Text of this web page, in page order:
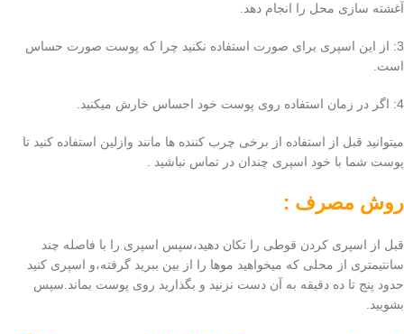
آغشته سازی محل را انجام دهد.
3: از این اسپری برای صورت استفاده نکنید چرا که پوست صورت حساس
است.
4: اگر در زمان استفاده روی پوست خود احساس خارش میکنید.
میتوانید قبل از استفاده از برخی چرب کننده ها مانند وازلین استفاده کنید تا
پوست شما با خود اسپری چندان در تماس نباشید .
روش مصرف :
قبل از اسپری کردن قوطی را تکان دهید،سپس اسپری را با فاصله چند
سانتیمتری از محلی که میخواهید موها را از بین ببرید گرفته،و اسپری کنید
حدود پنج تا ده دقیقه به آن دست نزنید و بگذارید روی پوست بماند.سپس
بشویید.